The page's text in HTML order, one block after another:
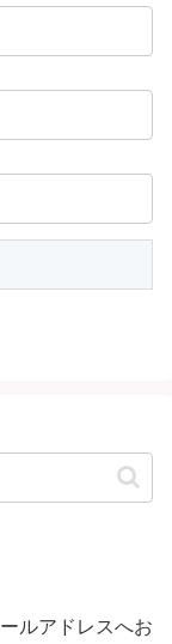
ルアドレスへお